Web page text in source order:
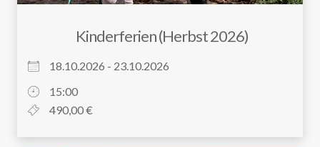
Kinderferien (Herbst 2026)
18.10.2026 - 23.10.2026
15:00
490,00 €